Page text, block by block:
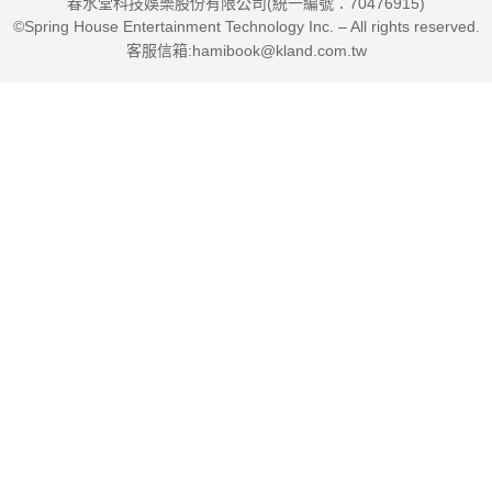
©Spring House Entertainment Technology Inc. – All rights reserved.
客服信箱:hamibook@kland.com.tw